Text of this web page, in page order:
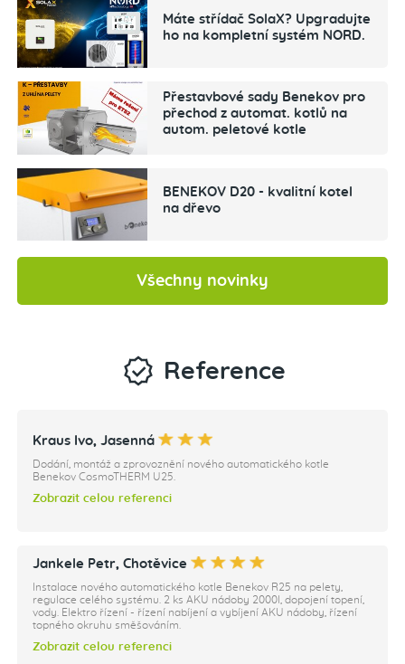
Máte střídač SolaX? Upgradujte
ho na kompletní systém NORD.
Přestavbové sady Benekov pro
přechod z automat. kotlů na
autom. peletové kotle
BENEKOV D20 - kvalitní kotel
na dřevo
Všechny novinky
Reference
Kraus Ivo, Jasenná
Dodání, montáž a zprovoznění nového automatického kotle
Benekov CosmoTHERM U25.
Zobrazit celou referenci
Jankele Petr, Chotěvice
Instalace nového automatického kotle Benekov R25 na pelety,
regulace celého systému. 2 ks AKU nádoby 2000l, dopojení topení,
vody. Elektro řízení - řízení nabíjení a vybíjení AKU nádoby, řízení
topného okruhu směšováním.
Zobrazit celou referenci